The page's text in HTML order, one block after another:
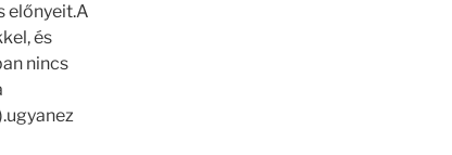
előnyeit.A
és
nincs